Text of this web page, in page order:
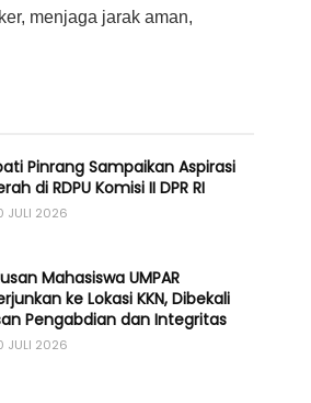
menjaga jarak aman,
Pinrang Sampaikan Aspirasi
di RDPU Komisi II DPR RI
JULI 2026
Mahasiswa UMPAR
ke Lokasi KKN, Dibekali
Pengabdian dan Integritas
JULI 2026